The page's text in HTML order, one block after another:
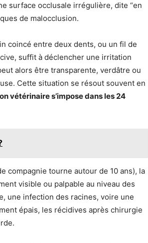
surface occlusale irrégulière, dite “en
de malocclusion.
coincé entre deux dents, ou un fil de
suffit à déclencher une irritation
alors être transparente, verdâtre ou
Cette situation se résout souvent en
vétérinaire s’impose dans les 24
compagnie tourne autour de 10 ans), la
visible ou palpable au niveau des
une infection des racines, voire une
épais, les récidives après chirurgie